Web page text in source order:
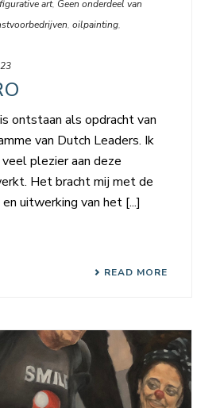
figurative art, Geen onderdeel van
, oilpainting,
ontstaan als opdracht van
van Dutch Leaders. Ik
plezier aan deze
Het bracht mij met de
uitwerking van het [...]
READ MORE